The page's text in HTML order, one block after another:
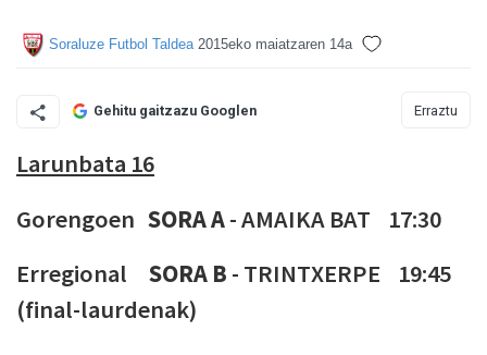
Soraluze Futbol Taldea 2015eko maiatzaren 14a
Gehitu gaitzazu Googlen Erraztu
Larunbata 16
Gorengoen SORA A- AMAIKA BAT 17:30
Erregional SORA B - TRINTXERPE 19:45
(final-laurdenak)